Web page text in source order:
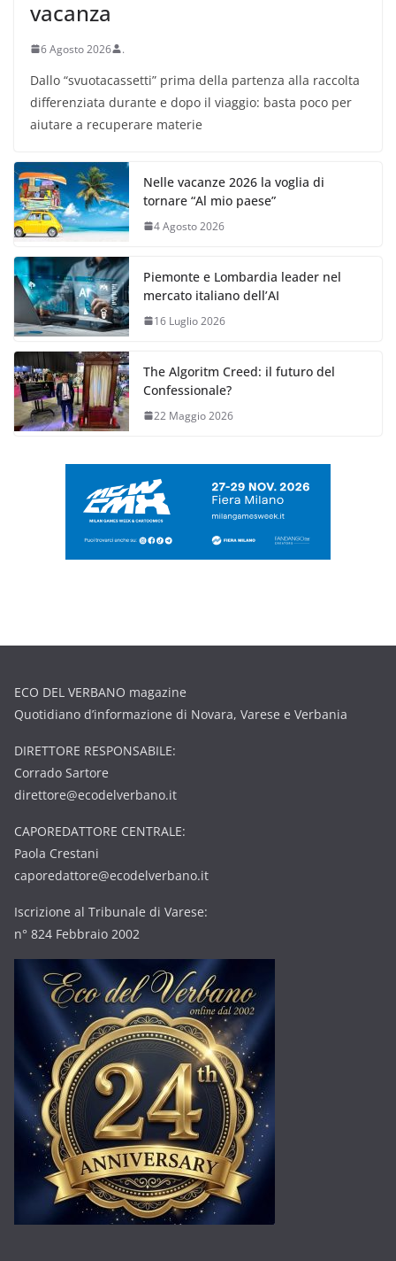
vacanza
6 Agosto 2026 .
Dallo “svuotacassetti” prima della partenza alla raccolta
differenziata durante e dopo il viaggio: basta poco per
aiutare a recuperare materie
Nelle vacanze 2026 la voglia di
tornare “Al mio paese”
4 Agosto 2026
Piemonte e Lombardia leader nel
mercato italiano dell’AI
16 Luglio 2026
The Algoritm Creed: il futuro del
Confessionale?
22 Maggio 2026
ECO DEL VERBANO magazine
Quotidiano d’informazione di Novara, Varese e Verbania
DIRETTORE RESPONSABILE:
Corrado Sartore
direttore@ecodelverbano.it
CAPOREDATTORE CENTRALE:
Paola Crestani
caporedattore@ecodelverbano.it
Iscrizione al Tribunale di Varese:
n° 824 Febbraio 2002